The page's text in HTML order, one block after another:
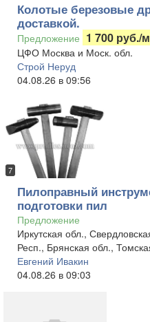
Колотые березовые
доставкой.
Предложение 1 700 руб./
ЦФО Москва и Моск. обл.
Строй Неруд
04.08.26 в 09:56
7
Пилоправный
подготовки пил
Предложение
Иркутская обл.,
Респ., Брянская обл.,
Евгений Ивакин
04.08.26 в 09:03